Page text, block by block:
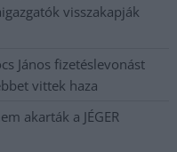
visszakapják
János fizetéslevonást
vittek haza
akarták a JÉGER